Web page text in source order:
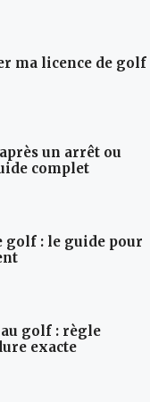
ma licence de golf
un arrêt ou
complet
golf : le guide pour
golf : règle
exacte